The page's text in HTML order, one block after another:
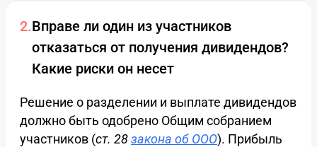
Вправе ли один из участников
отказаться от получения дивидендов?
Какие риски он несет
Решение о разделении и выплате дивидендов
должно быть одобрено Общим собранием
участников (ст. 28закона об ООО). Прибыль